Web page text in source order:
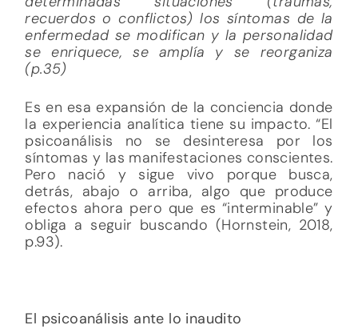
recuerdos o conflictos) los síntomas de la
enfermedad se modifican y la personalidad
se enriquece, se amplía y se reorganiza
(p.35)
Es en esa expansión de la conciencia donde
la experiencia analítica tiene su impacto. “El
psicoanálisis no se desinteresa por los
síntomas y las manifestaciones conscientes.
Pero nació y sigue vivo porque busca,
detrás, abajo o arriba, algo que produce
efectos ahora pero que es “interminable” y
obliga a seguir buscando (Hornstein, 2018,
p.93).
El psicoanálisis ante lo inaudito